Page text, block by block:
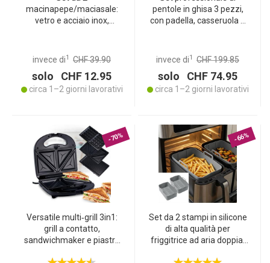
macinapepe/maciasale:
vetro e acciaio inox,
macinatura regolabile in
ottimale
invece di1 CHF 39.90
solo CHF 12.95
circa 1–2 giorni lavorativi
pentole in ghisa 3 pezzi,
con padella, casseruola e
tutti i piani cottura,
invece di1 CHF 199.85
solo CHF 74.95
circa 1–2 giorni lavorativi
-70%
Versatile multi‑grill 3in1:
grill a contatto,
sandwichmaker e piastra
-66%
Set da 2 stampi in silicone
di alta qualità per
friggitrice ad aria doppia,